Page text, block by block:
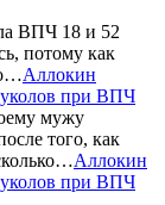
ВПЧ 18 и 52
потому как
Аллокин
при ВПЧ
мужу
того, как
Аллокин
при ВПЧ